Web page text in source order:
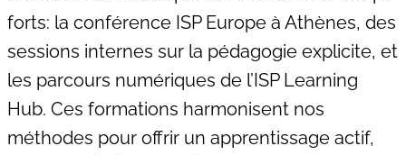
forts: la conférence ISP Europe à Athènes, des
sessions internes sur la pédagogie explicite, et
les parcours numériques de l’ISP Learning
Hub. Ces formations harmonisent nos
méthodes pour offrir un apprentissage actif,